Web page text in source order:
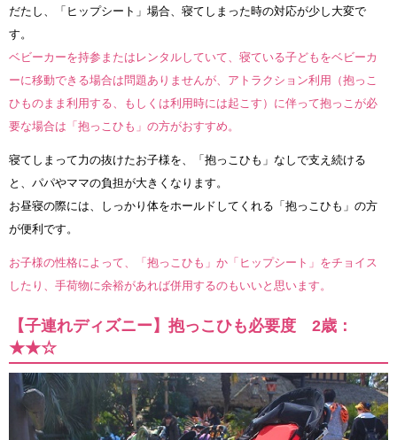
だたし、「ヒップシート」場合、寝てしまった時の対応が少し大変で
す。
ベビーカーを持参またはレンタルしていて、寝ている子どもをベビーカ
ーに移動できる場合は問題ありませんが、アトラクション利用（抱っこ
ひものまま利用する、もしくは利用時には起こす）に伴って抱っこが必
要な場合は「抱っこひも」の方がおすすめ。
寝てしまって力の抜けたお子様を、「抱っこひも」なしで支え続ける
と、パパやママの負担が大きくなります。
お昼寝の際には、しっかり体をホールドしてくれる「抱っこひも」の方
が便利です。
お子様の性格によって、「抱っこひも」か「ヒップシート」をチョイス
したり、手荷物に余裕があれば併用するのもいいと思います。
【子連れディズニー】抱っこひも必要度 2歳：
★★☆